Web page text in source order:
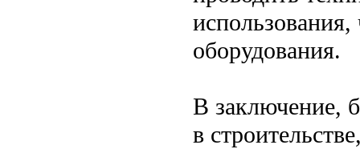
оборудования.
В заключение,
в